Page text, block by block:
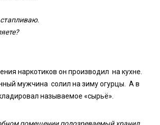
наркотиков он производил на кухне.
мужчина солил на зиму огурцы. А в
называемое «сырьё».
помещении подозреваемый хранил